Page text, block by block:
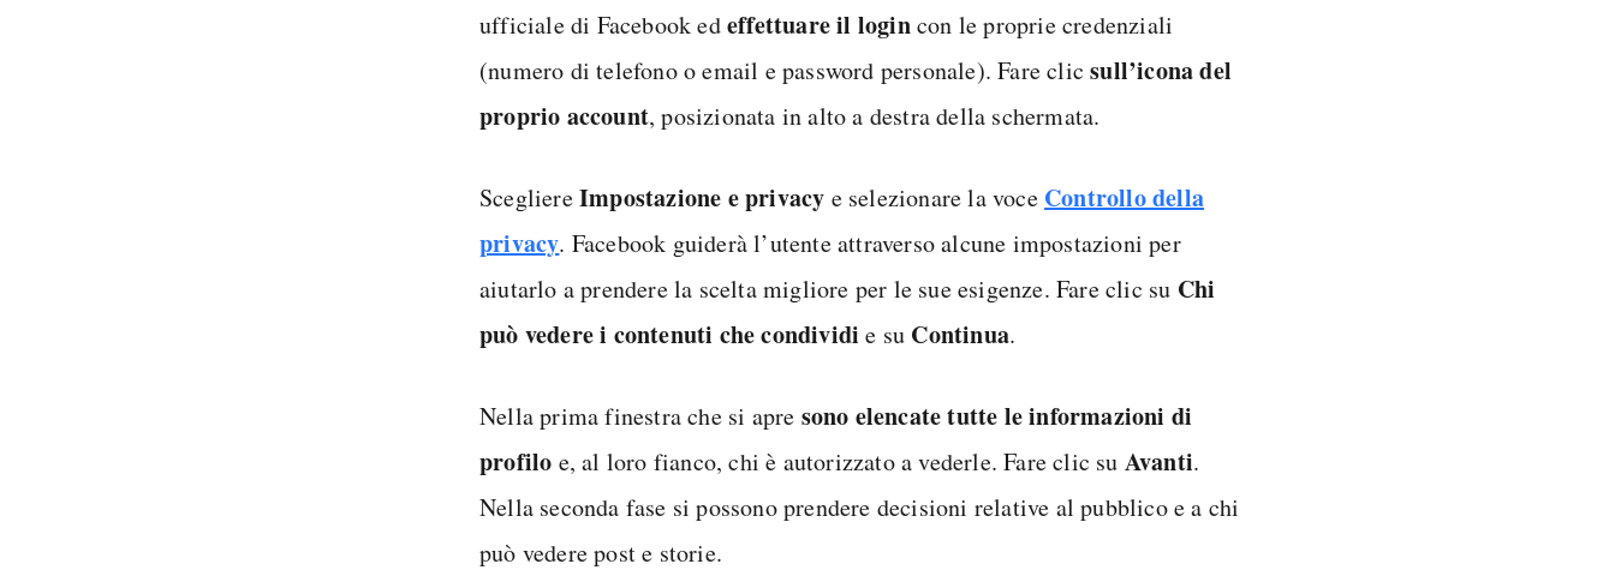
ufficiale di Facebook edeffettuare il logincon le proprie credenziali
(numero di telefono o email e password personale). Fare clicsull’icona del
proprio account, posizionata in alto a destra della schermata.
ScegliereImpostazione e privacy e selezionare la voce Controllo della
privacy. Facebook guiderà l’utente attraverso alcune impostazioni per
aiutarlo a prendere la scelta migliore per le sue esigenze. Fare clic su Chi
può vedere i contenuti che condividi e su Continua.
Nella prima finestra che si apre sono elencate tutte le informazioni di
profilo e, al loro fianco, chi è autorizzato a vederle. Fare clic su Avanti.
Nella seconda fase si possono prendere decisioni relative al pubblico e a chi
può vedere post e storie.